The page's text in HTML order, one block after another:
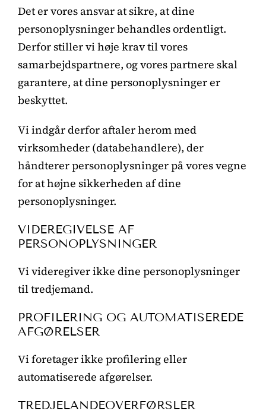
Det er vores ansvar at sikre, at dine
personoplysninger behandles ordentligt.
Derfor stiller vi høje krav til vores
samarbejdspartnere, og vores partnere skal
garantere, at dine personoplysninger er
beskyttet.
Vi indgår derfor aftaler herom med
virksomheder (databehandlere), der
håndterer personoplysninger på vores vegne
for at højne sikkerheden af dine
personoplysninger.
VIDEREGIVELSE AF
PERSONOPLYSNINGER
Vi videregiver ikke dine personoplysninger
til tredjemand.
PROFILERING OG AUTOMATISEREDE
AFGØRELSER
Vi foretager ikke profilering eller
automatiserede afgørelser.
TREDJELANDEOVERFØRSLER